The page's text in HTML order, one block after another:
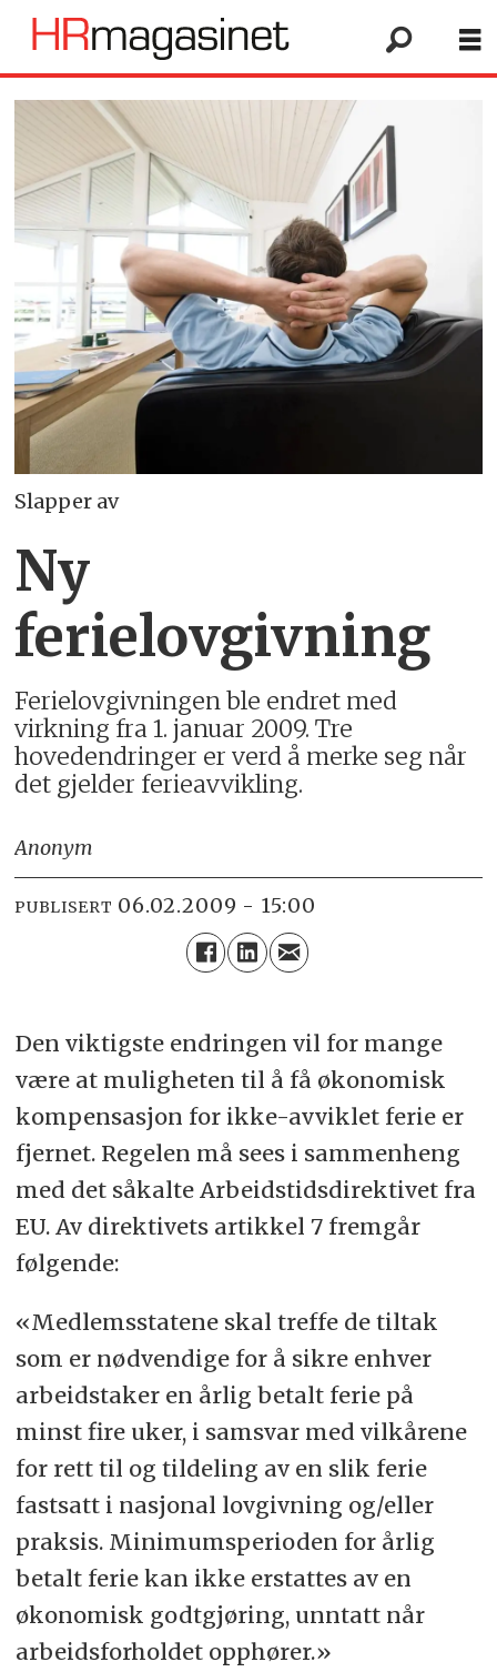
Slapper av
Ny
ferielovgivning
Ferielovgivningen ble endret med
virkning fra 1. januar 2009. Tre
hovedendringer er verd å merke seg når
det gjelder ferieavvikling.
Anonym
PUBLISERT 06.02.2009 - 15:00
Den viktigste endringen vil for mange
være at muligheten til å få økonomisk
kompensasjon for ikke-avviklet ferie er
fjernet. Regelen må sees i sammenheng
med det såkalte Arbeidstidsdirektivet fra
EU. Av direktivets artikkel 7 fremgår
følgende:
«Medlemsstatene skal treffe de tiltak
som er nødvendige for å sikre enhver
arbeidstaker en årlig betalt ferie på
minst fire uker, i samsvar med vilkårene
for rett til og tildeling av en slik ferie
fastsatt i nasjonal lovgivning og/eller
praksis. Minimumsperioden for årlig
betalt ferie kan ikke erstattes av en
økonomisk godtgjøring, unntatt når
arbeidsforholdet opphører.»